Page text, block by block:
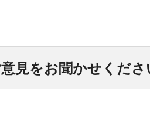
見をお聞かせくださ